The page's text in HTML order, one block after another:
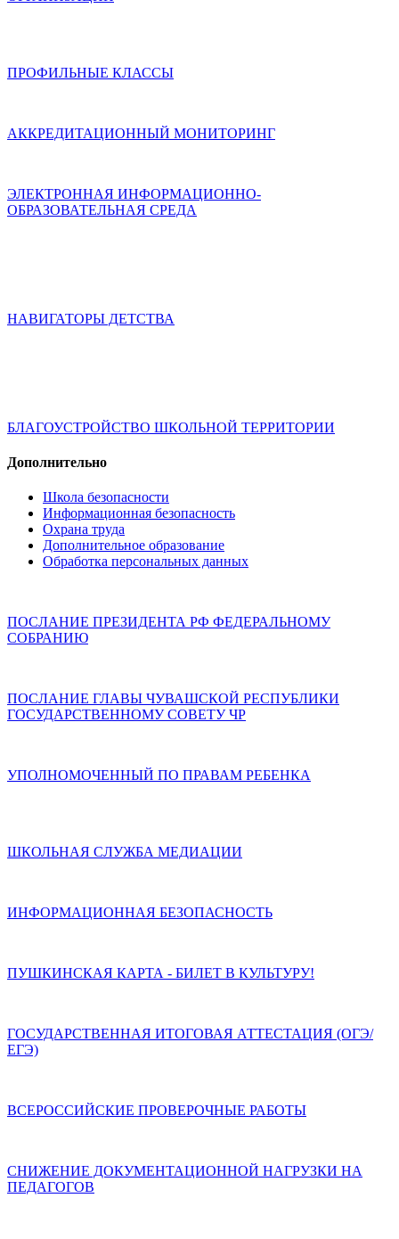
ПРОФИЛЬНЫЕ КЛАССЫ
АККРЕДИТАЦИОННЫЙ МОНИТОРИНГ
ЭЛЕКТРОННАЯ ИНФОРМАЦИОННО-
ОБРАЗОВАТЕЛЬНАЯ СРЕДА
НАВИГАТОРЫ ДЕТСТВА
БЛАГОУСТРОЙСТВО ШКОЛЬНОЙ ТЕРРИТОРИИ
Дополнительно
Школа безопасности
Информационная безопасность
Охрана труда
Дополнительное образование
Обработка персональных данных
ПОСЛАНИЕ ПРЕЗИДЕНТА РФ ФЕДЕРАЛЬНОМУ
СОБРАНИЮ
ПОСЛАНИЕ ГЛАВЫ ЧУВАШСКОЙ РЕСПУБЛИКИ
ГОСУДАРСТВЕННОМУ СОВЕТУ ЧР
УПОЛНОМОЧЕННЫЙ ПО ПРАВАМ РЕБЕНКА
ШКОЛЬНАЯ СЛУЖБА МЕДИАЦИИ
ИНФОРМАЦИОННАЯ БЕЗОПАСНОСТЬ
ПУШКИНСКАЯ КАРТА - БИЛЕТ В КУЛЬТУРУ!
ГОСУДАРСТВЕННАЯ ИТОГОВАЯ АТТЕСТАЦИЯ (ОГЭ/
ЕГЭ)
ВСЕРОССИЙСКИЕ ПРОВЕРОЧНЫЕ РАБОТЫ
СНИЖЕНИЕ ДОКУМЕНТАЦИОННОЙ НАГРУЗКИ НА
ПЕДАГОГОВ